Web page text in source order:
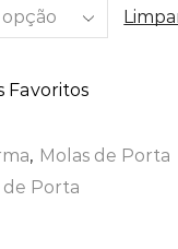
Favoritos
, Molas de Porta
de Porta